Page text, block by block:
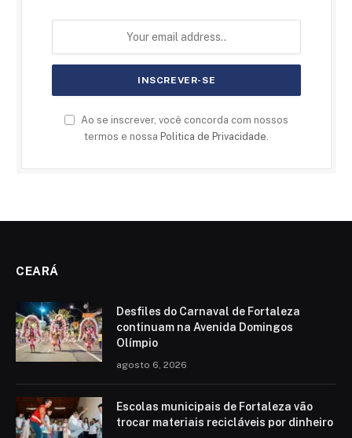
Ao se inscrever, você concorda com nossos
termos e nossa Politica de Privacidade.
CEARÁ
Desfiles do Carnaval de Fortaleza
continuam na Avenida Domingos
Olímpio
agosto 6, 2026
Escolas municipais de Fortaleza vão
trocar materiais recicláveis por dinheiro